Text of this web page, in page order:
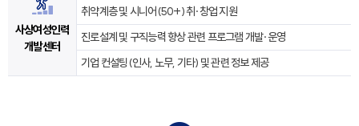
사상여성인력
개발센터
취약계층 및 시니어(50+) 취·창업 지원
진로설계 및 구직능력 향상 관련 프로그램 개발·운영
기업 컨설팅(인사, 노무, 기타) 및 관련 정보 제공